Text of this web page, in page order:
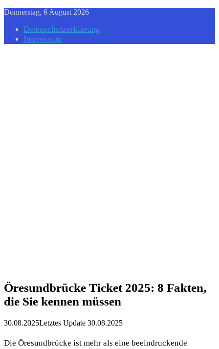
Donnerstag, 6 August 2026
Datenschutzerklärung
Impressum
Öresundbrücke Ticket 2025: 8 Fakten,
die Sie kennen müssen
30.08.2025Letztes Update 30.08.2025
Die Öresundbrücke ist mehr als eine beeindruckende